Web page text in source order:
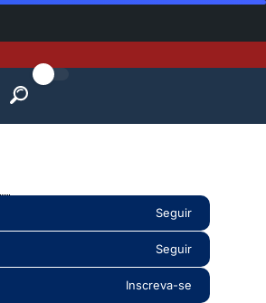
Seguir
Seguir
Inscreva-se